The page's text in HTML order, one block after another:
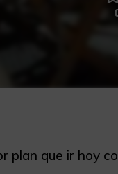
plan que ir hoy